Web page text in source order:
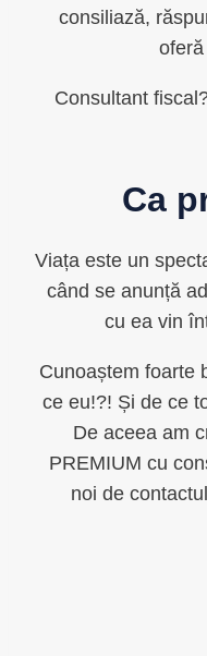
consiliază,
Consultant
Ca
Viața este un
când se anunță
cu ea vin
Cunoaștem foarte
ce eu!?! Și de ce
De aceea am
PREMIUM cu
noi de